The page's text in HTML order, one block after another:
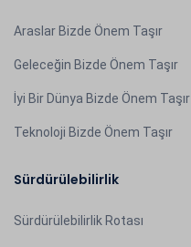
Araslar Bizde Önem Taşır
Geleceğin Bizde Önem Taşır
İyi Bir Dünya Bizde Önem Taşır
Teknoloji Bizde Önem Taşır
Sürdürülebilirlik
Sürdürülebilirlik Rotası